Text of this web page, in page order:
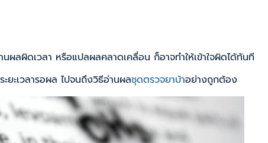
นผลผิดเวลา หรือแปลผลคลาดเคลื่อน ก็อาจทำให้เข้าใจผิดได้ทันที
ยะเวลารอผล ไปจนถึงวิธีอ่านผลชุดตรวจยาบ้าอย่างถูกต้อง